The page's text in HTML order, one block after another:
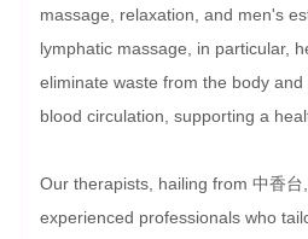
massage, relaxation, and men's
lymphatic massage, in particular,
eliminate waste from the body
blood circulation, supporting a
Our therapists, hailing from 中香台
experienced professionals who